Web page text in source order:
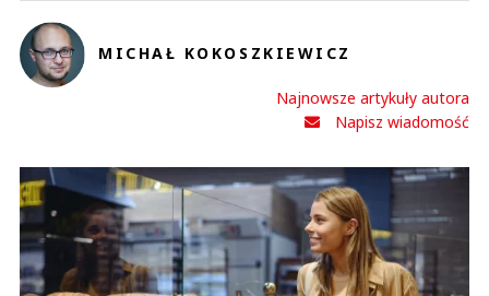
MICHAŁ KOKOSZKIEWICZ
Najnowsze artykuły autora
Napisz wiadomość